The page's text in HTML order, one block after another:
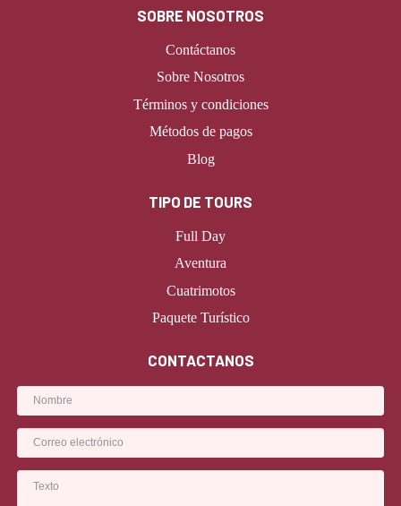
SOBRE NOSOTROS
Contáctanos
Sobre Nosotros
Términos y condiciones
Métodos de pagos
Blog
TIPO DE TOURS
Full Day
Aventura
Cuatrimotos
Paquete Turístico
CONTACTANOS